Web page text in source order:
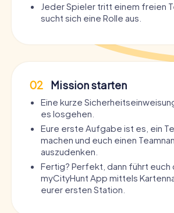
Jeder Spieler tritt einem freien
sucht sich eine Rolle aus.
02 Mission starten
Eine kurze
es losgehen.
Eure erste Aufgabe ist es, ein
machen und euch einen
auszudenken.
Fertig? Perfekt, dann führt euch
myCityHunt App mittels
eurer ersten Station.